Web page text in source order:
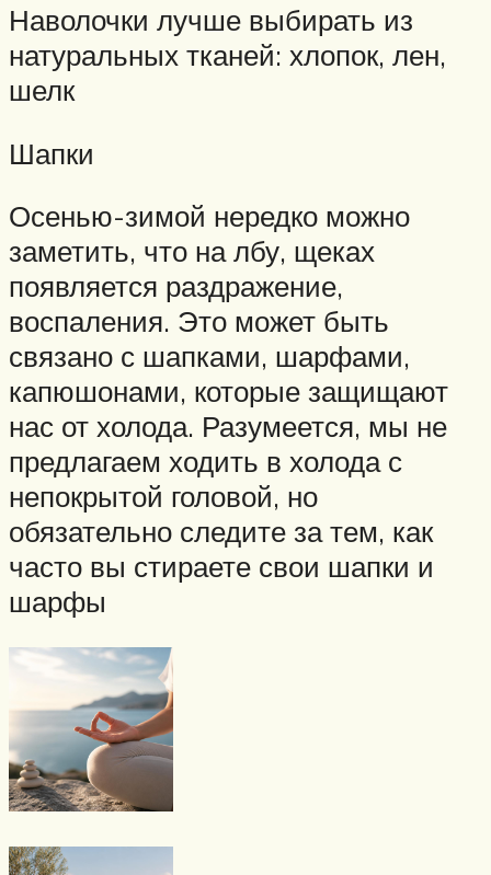
Наволочки лучше выбирать из
натуральных тканей: хлопок, лен,
шелк
Шапки
Осенью-зимой нередко можно
заметить, что на лбу, щеках
появляется раздражение,
воспаления. Это может быть
связано с шапками, шарфами,
капюшонами, которые защищают
нас от холода. Разумеется, мы не
предлагаем ходить в холода с
непокрытой головой, но
обязательно следите за тем, как
часто вы стираете свои шапки и
шарфы